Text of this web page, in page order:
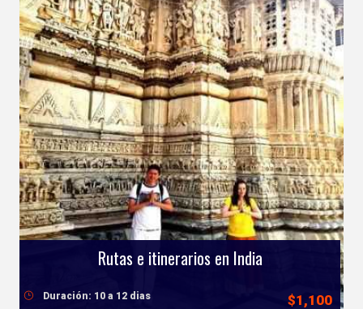
Rutas e itinerarios en India
$1,100
Duración: 10 a 12 dias